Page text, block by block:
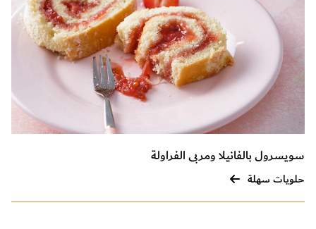
سويسرول بالفانيلا ومربى الفراولة
حلويات سهلة